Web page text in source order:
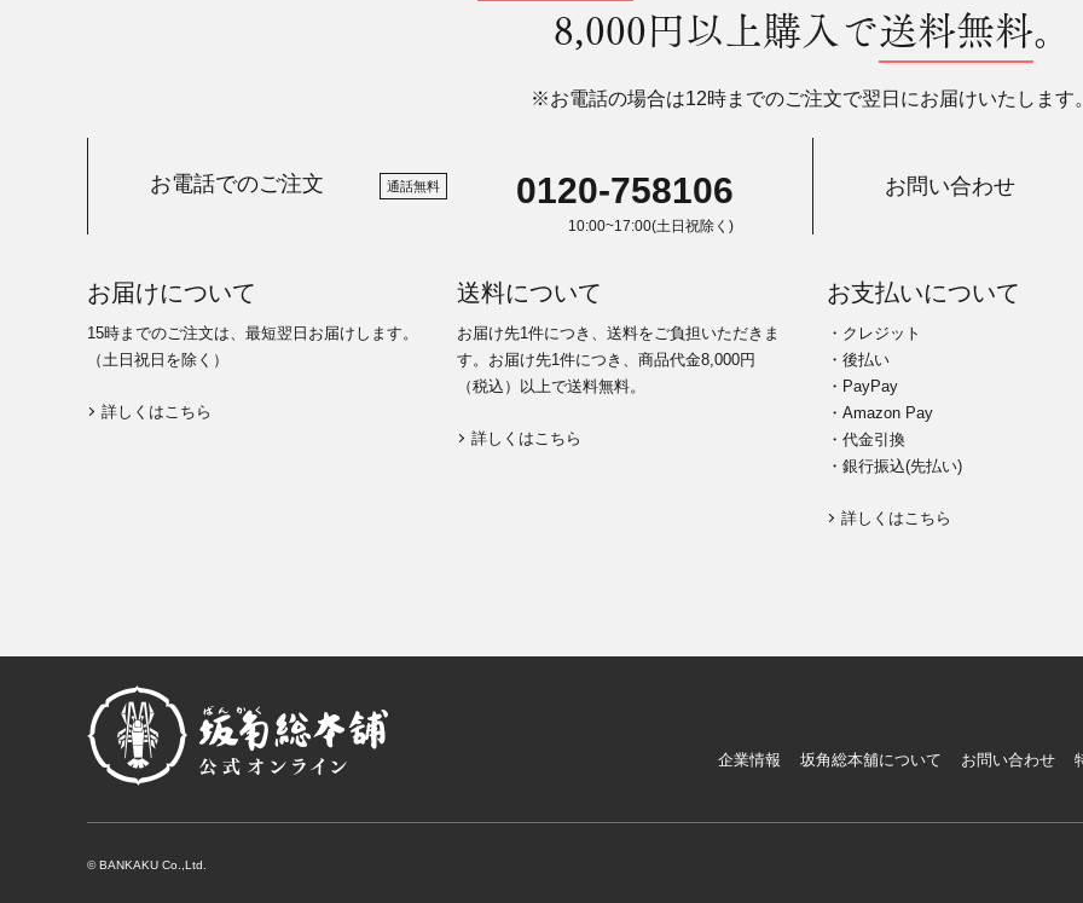
8,000円以上購入で送料無料。
※お電話の場合は12時までのご注文で翌日にお届けいたします。
お電話でのご注文 通話無料 0120-758106
10:00~17:00(土日祝除く)
お問い合わせ
お届けについて
15時までのご注文は、最短翌日お届けします。
（土日祝日を除く）
詳しくはこちら
送料について
お届け先1件につき、送料をご負担いただきま
す。お届け先1件につき、商品代金8,000円
（税込）以上で送料無料。
詳しくはこちら
お支払いについて
・クレジット
・後払い
・PayPay
・Amazon Pay
・代金引換
・銀行振込(先払い)
詳しくはこちら
企業情報 坂角総本舖について お問い合わせ
© BANKAKU Co.,Ltd.